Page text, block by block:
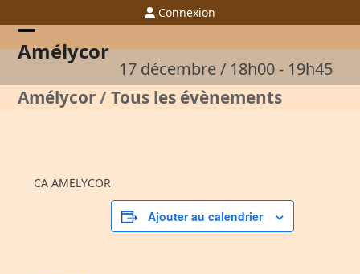
to
content
Connexion
Amélycor
Open
menu
Close
menu
17 décembre / 18h00- 19h45
Amélycor/Tous les évènements
CA AMELYCOR
Ajouter au calendrier